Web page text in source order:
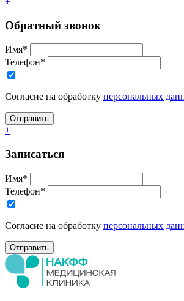
Обратный звонок
Имя*
Телефон*
Согласие на обработку персональных
+
Записаться
Имя*
Телефон*
Согласие на обработку персональных